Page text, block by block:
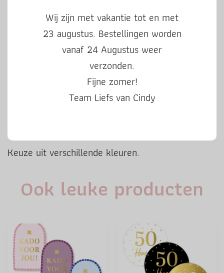
gaten want mijn mail vindt die mapjes erg leuk.
Heb je het eerder nodig? Mail dan even naar
info@liefvancindy.nl. Na verzending kan de
printable niet meer teruggenomen worden.
In dit blog lees je alles over deze leuke
printables met een uitgebreide uitleg
Keuze uit verschillende kleuren.
Ook leuke producten
Wij zijn met vakantie tot en met
23 augustus. Bestellingen worden
vanaf 24 Augustus weer
verzonden.
Fijne zomer!
Team Liefs van Cindy